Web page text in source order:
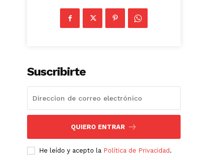
Suscribirte
QUIERO ENTRAR
He leído y acepto la Política de Privacidad .